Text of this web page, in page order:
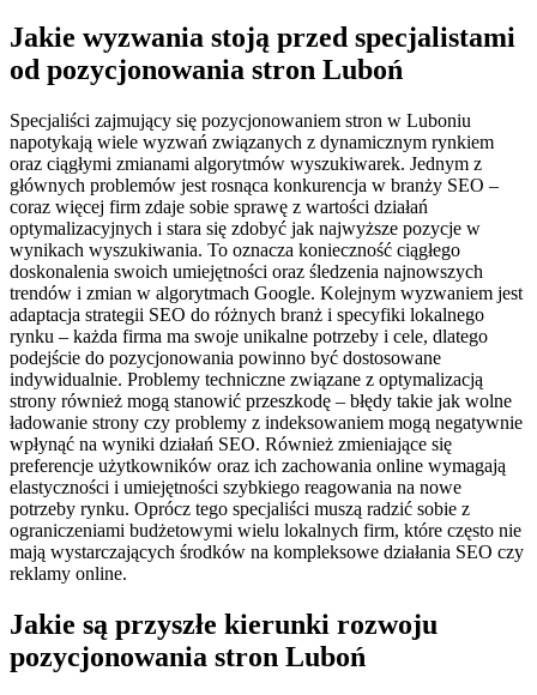
Jakie wyzwania stoją przed specjalistami
od pozycjonowania stron Luboń
Specjaliści zajmujący się pozycjonowaniem stron w Luboniu
napotykają wiele wyzwań związanych z dynamicznym rynkiem
oraz ciągłymi zmianami algorytmów wyszukiwarek. Jednym z
głównych problemów jest rosnąca konkurencja w branży SEO –
coraz więcej firm zdaje sobie sprawę z wartości działań
optymalizacyjnych i stara się zdobyć jak najwyższe pozycje w
wynikach wyszukiwania. To oznacza konieczność ciągłego
doskonalenia swoich umiejętności oraz śledzenia najnowszych
trendów i zmian w algorytmach Google. Kolejnym wyzwaniem jest
adaptacja strategii SEO do różnych branż i specyfiki lokalnego
rynku – każda firma ma swoje unikalne potrzeby i cele, dlatego
podejście do pozycjonowania powinno być dostosowane
indywidualnie. Problemy techniczne związane z optymalizacją
strony również mogą stanowić przeszkodę – błędy takie jak wolne
ładowanie strony czy problemy z indeksowaniem mogą negatywnie
wpłynąć na wyniki działań SEO. Również zmieniające się
preferencje użytkowników oraz ich zachowania online wymagają
elastyczności i umiejętności szybkiego reagowania na nowe
potrzeby rynku. Oprócz tego specjaliści muszą radzić sobie z
ograniczeniami budżetowymi wielu lokalnych firm, które często nie
mają wystarczających środków na kompleksowe działania SEO czy
reklamy online.
Jakie są przyszłe kierunki rozwoju
pozycjonowania stron Luboń